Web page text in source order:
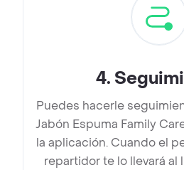
4.
Puedes hacerle
Jabón Espuma Family
la aplicación. Cuando el
repartidor te lo llevará al